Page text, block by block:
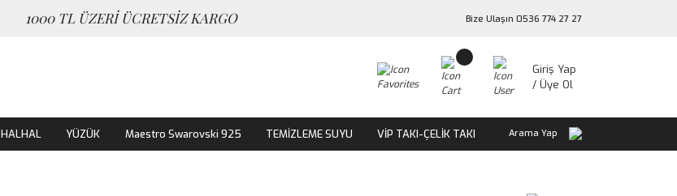
1000 TL ÜZERİ ÜCRETSİZ KARGO Bize Ulaşın 0536 774 27 27
Giriş Yap
/ Üye Ol
HALHAL YÜZÜK Maestro Swarovski 925 TEMİZLEME SUYU VİP TAKI-ÇELİK TAKI Arama Yap